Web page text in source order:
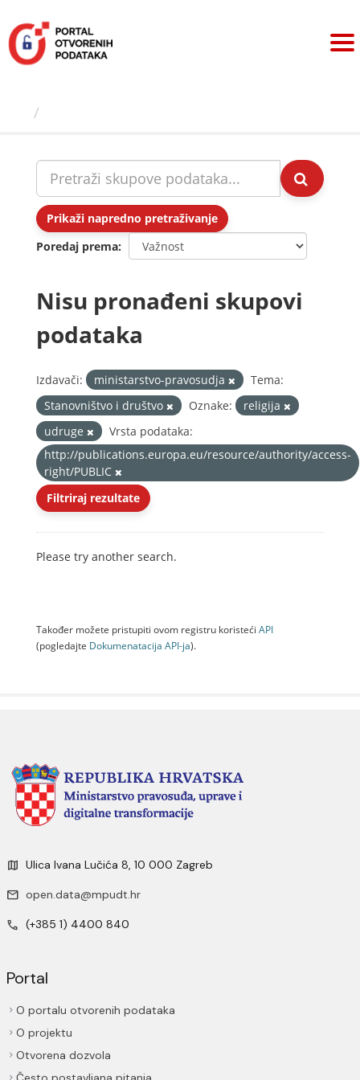
sadržaj
Prikaži napredno pretraživanje
Poredaj prema
Nisu pronađeni skupovi
podataka
Izdavači: ministarstvo-pravosudja
Tema:
Stanovništvo i društvo
Oznake:
religija
udruge
Vrsta podataka:
http://publications.europa.eu/resource/authority/access-
right/PUBLIC
Filtriraj rezultate
Please try another search.
Također možete pristupiti ovom registru koristeći API
(pogledajte Dokumenаtаcijа API-jа).